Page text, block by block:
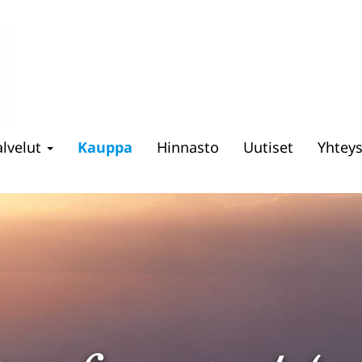
Kauppa Hinnasto Uutiset Yhteys